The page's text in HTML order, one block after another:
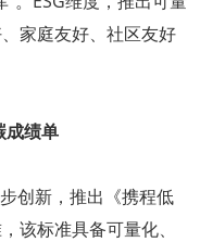
家庭友好、社区友好
成绩单
创新，推出《携程低
该标准具备可量化、